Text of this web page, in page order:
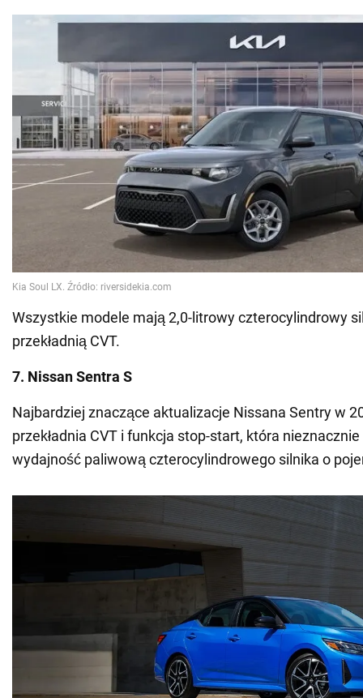
Wszystkie modele mają 2,0-litrowy czterocylindrowy
przekładnią CVT.
7. Nissan Sentra S
Najbardziej znaczące aktualizacje Nissana Sentry w
przekładnia CVT i funkcja stop-start, która
wydajność paliwową czterocylindrowego silnika o